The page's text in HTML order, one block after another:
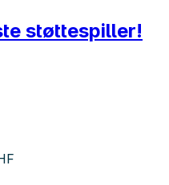
støttespiller!